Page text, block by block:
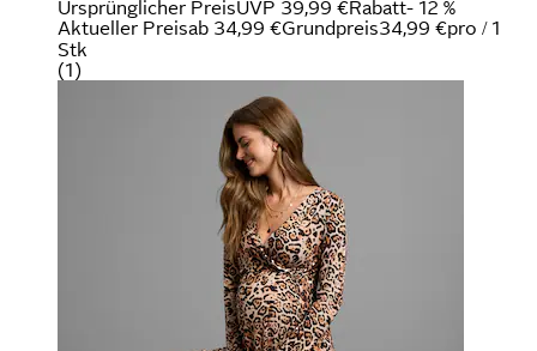
Ursprünglicher PreisUVP 39,99 €Rabatt- 12 %
Aktueller Preisab 34,99 €Grundpreis34,99 €pro / 1
Stk
(1)